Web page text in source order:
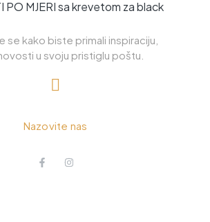
se kako biste primali inspiraciju,
u svoju pristiglu poštu.
Nazovite nas